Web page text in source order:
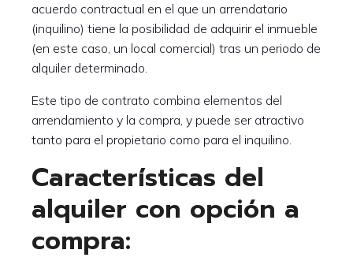
acuerdo contractual en el que un arrendatario
(inquilino) tiene la posibilidad de adquirir el inmueble
(en este caso, un local comercial) tras un periodo de
alquiler determinado.
Este tipo de contrato combina elementos del
arrendamiento y la compra, y puede ser atractivo
tanto para el propietario como para el inquilino.
Características del
alquiler con opción a
compra: